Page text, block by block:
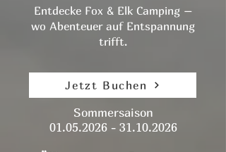
Entdecke Fox & Elk Camping –
wo Abenteuer auf Entspannung
trifft.
Jetzt Buchen
Sommersaison
01.05.2026 - 31.10.2026